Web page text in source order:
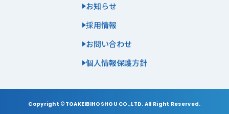
お知らせ
採用情報
お問い合わせ
個人情報保護方針
Copyright ©TOAKEIBIHOSHOU CO.,LTD. All Right Reserved.